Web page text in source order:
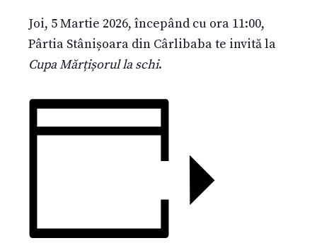
Joi, 5 Martie 2026, începând cu ora 11:00,
Pârtia Stânișoara din Cârlibaba te invită la
Cupa Mărțișorul la schi.